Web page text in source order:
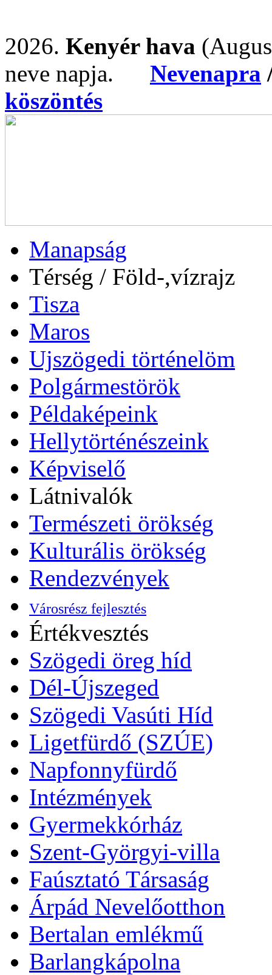
2026. Kenyér hava
neve napja. Nevenapra
köszöntés
Manapság
Térség / Föld-,vízrajz
Tisza
Maros
Ujszögedi történelöm
Polgármestörök
Példaképeink
Hellytörténészeink
Képviselő
Látnivalók
Természeti örökség
Kulturális örökség
Rendezvények
Városrész fejlesztés
Értékvesztés
Szögedi öreg híd
Dél-Újszeged
Szögedi Vasúti Híd
Ligetfürdő (SZÚE)
Napfonnyfürdő
Intézmények
Gyermekkórház
Szent-Györgyi-villa
Faúsztató Társaság
Árpád Nevelőotthon
Bertalan emlékmű
Barlangkápolna